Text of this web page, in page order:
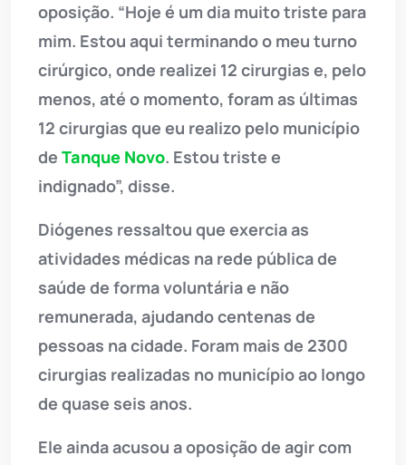
oposição. “Hoje é um dia muito triste para
mim. Estou aqui terminando o meu turno
cirúrgico, onde realizei 12 cirurgias e, pelo
menos, até o momento, foram as últimas
12 cirurgias que eu realizo pelo município
de Tanque Novo. Estou triste e
indignado”, disse.
Diógenes ressaltou que exercia as
atividades médicas na rede pública de
saúde de forma voluntária e não
remunerada, ajudando centenas de
pessoas na cidade. Foram mais de 2300
cirurgias realizadas no município ao longo
de quase seis anos.
Ele ainda acusou a oposição de agir com